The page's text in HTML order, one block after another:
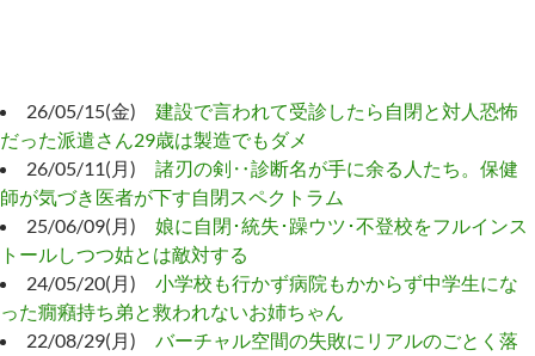
26/05/15(金) 建設で言われて受診したら自閉と対人恐怖
だった派遣さん29歳は製造でもダメ
26/05/11(月) 諸刃の剣‥診断名が手に余る人たち。保健
師が気づき医者が下す自閉スペクトラム
25/06/09(月) 娘に自閉･統失･躁ウツ･不登校をフルインス
トールしつつ姑とは敵対する
24/05/20(月) 小学校も行かず病院もかからず中学生にな
った癇癪持ち弟と救われないお姉ちゃん
22/08/29(月) バーチャル空間の失敗にリアルのごとく落